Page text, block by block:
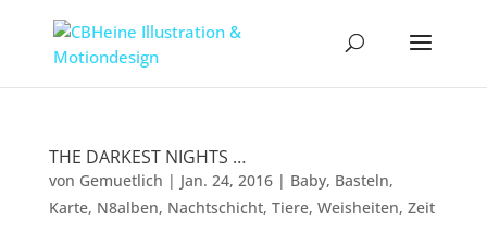
THE DARKEST NIGHTS …
von Gemuetlich | Jan. 24, 2016| Baby, Basteln,
Karte, N8alben, Nachtschicht, Tiere, Weisheiten, Zeit